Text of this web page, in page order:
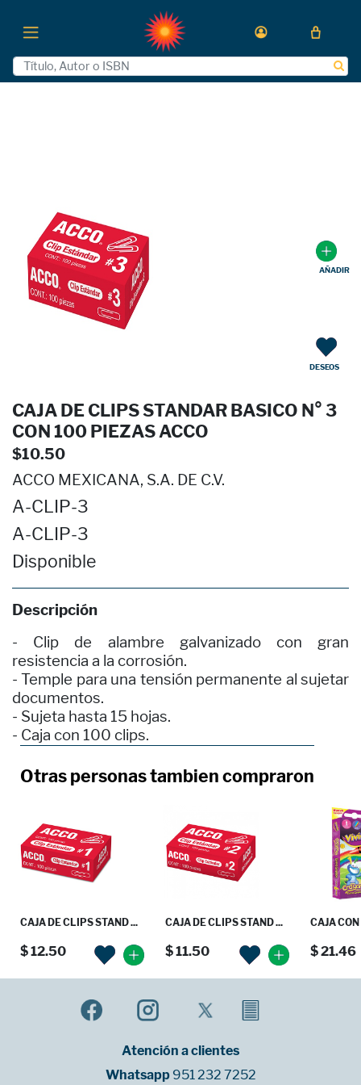
CAJA DE CLIPS STANDAR BASICO N° 3
CON 100 PIEZAS ACCO
$10.50
ACCO MEXICANA, S.A. DE C.V.
A-CLIP-3
A-CLIP-3
Disponible
Descripción
AÑADIR
DESEOS
- Clip de alambre galvanizado con gran
resistencia a la corrosión.
- Temple para una tensión permanente al sujetar
documentos.
- Sujeta hasta 15 hojas.
- Caja con 100 clips.
Otras personas tambien compraron
CAJA DE CLIPS STAND ...
$ 12.50
CAJA DE CLIPS STAND ...
$ 11.50
CAJA
$ 21.46
Atención a clientes
Whatsapp 951 232 7252